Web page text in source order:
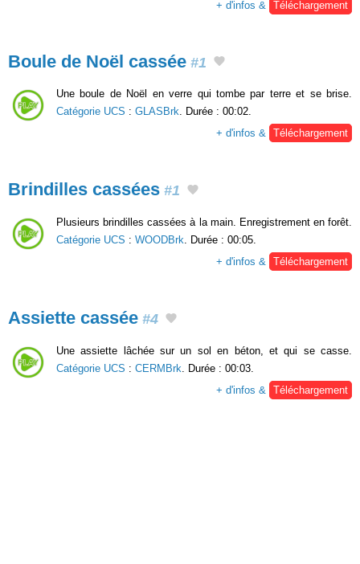
+ d'infos &
Téléchargement
Boule de Noël cassée #1
Une boule de Noël en verre qui tombe par terre et se brise.
Catégorie UCS : GLASBrk. Durée : 00:02.
+ d'infos & Téléchargement
Brindilles cassées #1
Plusieurs brindilles cassées à la main. Enregistrement en forêt.
Catégorie UCS : WOODBrk . Durée : 00:05.
+ d'infos &
Téléchargement
Assiette cassée #4
Une assiette lâchée sur un sol en béton, et qui se casse.
Catégorie UCS : CERMBrk . Durée : 00:03.
+ d'infos &
Téléchargement